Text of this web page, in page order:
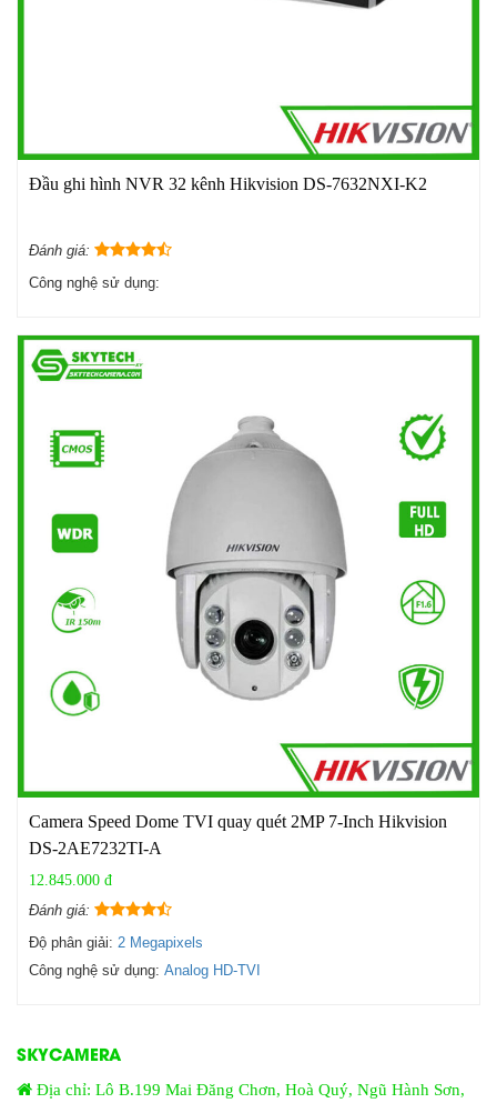
Đầu ghi hình NVR 32 kênh Hikvision DS-7632NXI-K2
Đánh giá:
Công nghệ sử dụng:
Camera Speed Dome TVI quay quét 2MP 7-Inch Hikvision
DS-2AE7232TI-A
12.845.000 đ
Đánh giá:
Độ phân giải: 2 Megapixels
Công nghệ sử dụng: Analog HD-TVI
SKYCAMERA
Địa chỉ: Lô B.199 Mai Đăng Chơn, Hoà Quý, Ngũ Hành Sơn,